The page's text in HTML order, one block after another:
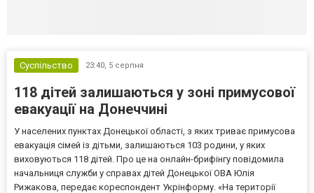
Суспільство 23:40, 5 серпня
118 дітей залишаються у зоні примусової
евакуації на Донеччині
У населених пунктах Донецької області, з яких триває примусова
евакуація сімей із дітьми, залишаються 103 родини, у яких
виховуються 118 дітей. Про це на онлайн-брифінгу повідомила
начальниця служби у справах дітей Донецької ОВА Юлія
Рижакова, передає кореспондент Укрінформу. «На території